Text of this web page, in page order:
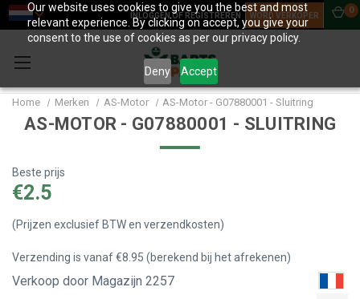
Our website uses cookies to give you the best and most
relevant experience. By clicking on accept, you give your
consent to the use of cookies as per our privacy policy.
Deny Accept
INLOGGEN OF REGISTREREN WORD VERKOPER
0
Home Merken AS-Motor AS-Motor - G07880001 - Sluitring
AS-MOTOR - G07880001 - SLUITRING
Beste prijs
€2.5
(Prijzen exclusief BTW en verzendkosten)
Verzending is vanaf €8.95 (berekend bij het afrekenen)
Verkoop door Magazijn 2257